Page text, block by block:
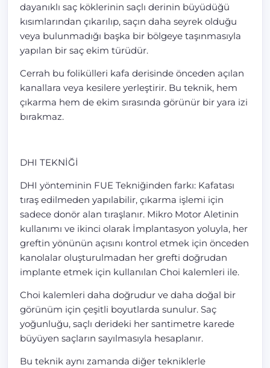
dayanıklı saç köklerinin saçlı derinin büyüdüğü
kısımlarından çıkarılıp, saçın daha seyrek olduğu
veya bulunmadığı başka bir bölgeye taşınmasıyla
yapılan bir saç ekim türüdür.
Cerrah bu folikülleri kafa derisinde önceden açılan
kanallara veya kesilere yerleştirir. Bu teknik, hem
çıkarma hem de ekim sırasında görünür bir yara izi
bırakmaz.
DHI TEKNİĞİ
DHI yönteminin FUE Tekniğinden farkı: Kafatası
tıraş edilmeden yapılabilir, çıkarma işlemi için
sadece donör alan tıraşlanır. Mikro Motor Aletinin
kullanımı ve ikinci olarak İmplantasyon yoluyla, her
greftin yönünün açısını kontrol etmek için önceden
kanolalar oluşturulmadan her grefti doğrudan
implante etmek için kullanılan Choi kalemleri ile.
Choi kalemleri daha doğrudur ve daha doğal bir
görünüm için çeşitli boyutlarda sunulur. Saç
yoğunluğu, saçlı derideki her santimetre karede
büyüyen saçların sayılmasıyla hesaplanır.
Bu teknik aynı zamanda diğer tekniklerle